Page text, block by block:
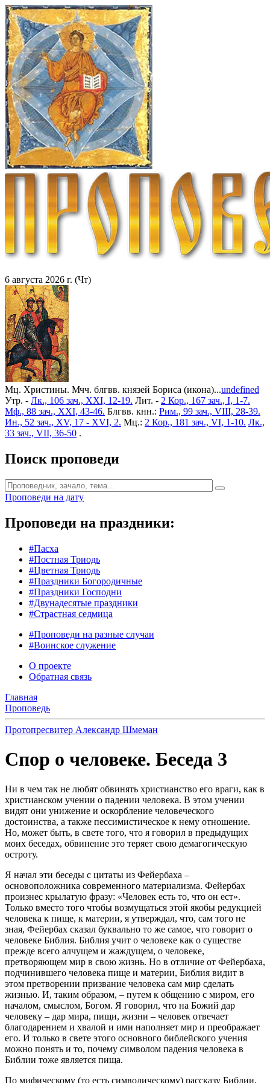
6 августа 2026 г. (Чт)
Мц. Христины. Мчч. блгвв. князей Бориса (икона)...undefined
Утр. - Лк., 106 зач., XXI, 12-19. Лит. - 2 Кор., 167 зач., I, 1-7.
Мф., 88 зач., XXI, 43-46. Блгвв. кнн.: Рим., 99 зач., VIII, 28-39.
Ин., 52 зач., XV, 17 - XVI, 2. Мц.: 2 Кор., 181 зач., VI, 1-10. Лк.,
33 зач., VII, 36-50 .
Поиск проповеди
Проповеди на дату
Проповеди на праздники:
#Пасха
#Постная Триодь
#Цветная Триодь
#Праздники Богородичные
#Праздники Господни
#Двунадесятые праздники
#Страстная седмица
#Проповеди на разные случаи
#Воинское служение
О проекте
Обратная связь
Главная
Проповедь
Протопресвитер Александр Шмеман
Спор о человеке. Беседа 3
Ни в чем так не любят обвинять христианство его враги, как в
христианском учении о падении человека. В этом учении
видят они унижение и оскорбление человеческого
достоинства, а также пессимистическое к нему отношение.
Но, может быть, в свете того, что я говорил в предыдущих
моих беседах, обвинение это теряет свою демагогическую
остроту.
Я начал эти беседы с цитаты из Фейербаха –
основоположника современного материализма. Фейербах
произнес крылатую фразу: «Человек есть то, что он ест».
Только вместо того чтобы возмущаться этой якобы редукцией
человека к пище, к материи, я утверждал, что, сам того не
зная, Фейербах сказал буквально то же самое, что говорит о
человеке Библия. Библия учит о человеке как о существе
прежде всего алчущем и жаждущем, о человеке,
претворяющем мир в свою жизнь. Но в отличие от Фейербаха,
подчинившего человека пище и материи, Библия видит в
этом претворении призвание человека сам мир сделать
жизнью. И, таким образом, – путем к общению с миром, его
началом, смыслом, Богом. Я говорил, что на Божий дар
человеку – дар мира, пищи, жизни – человек отвечает
благодарением и хвалой и ими наполняет мир и преображает
его. И только в свете этого основного библейского учения
можно понять и то, почему символом падения человека в
Библии тоже является пища.
По мифическому (то есть символическому) рассказу Библии,